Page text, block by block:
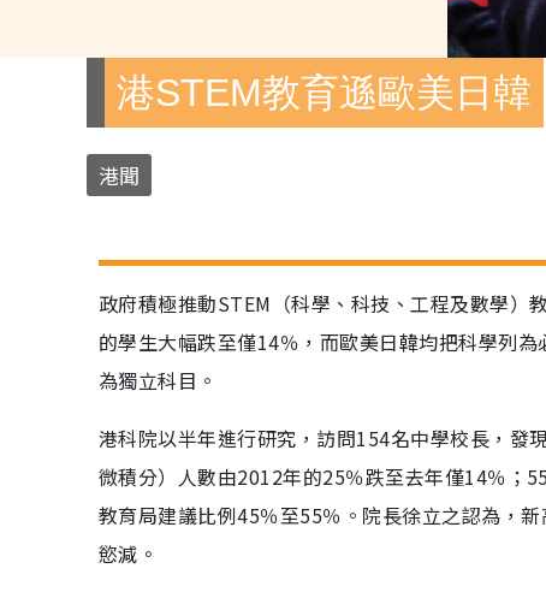
港STEM教育遜歐美日韓
港聞
政府積極推動STEM（科學、科技、工程及數學）
的學生大幅跌至僅14％，而歐美日韓均把科學列
為獨立科目。
港科院以半年進行研究，訪問154名中學校長，發
微積分）人數由2012年的25％跌至去年僅14％；
教育局建議比例45％至55％。院長徐立之認為，
慾減。